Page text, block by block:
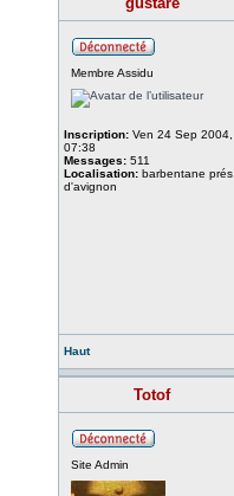
Membre Assidu
Inscription: Ven 24 Sep 2004,
07:38
Messages: 511
Localisation: barbentane prés
d'avignon
Haut
Totof
Site Admin